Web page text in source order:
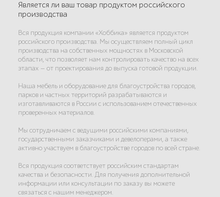
Является ли ваш товар продуктом российского
производства
Вся продукция компании «Хоббика» является продуктом
российского производства. Мы осуществляем полный цикл
производства на собственных мощностях в Московской
области, что позволяет нам контролировать качество на всех
этапах — от проектирования до выпуска готовой продукции.
Наша мебель и оборудование для благоустройства городов,
парков и частных территорий разрабатываются и
изготавливаются в России с использованием отечественных
проверенных материалов.
Мы сотрудничаем с ведущими российскими компаниями,
государственными заказчиками и девелоперами, а также
активно участвуем в благоустройстве городов по всей стране.
Вся продукция соответствует российским стандартам
качества и безопасности. Для получения дополнительной
информации или консультации по заказу вы можете
связаться с нашим менеджером.